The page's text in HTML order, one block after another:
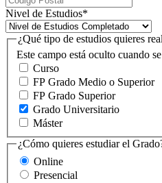
Nivel de Estudios*
Este campo está oculto cuando
¿Qué tipo de estudios quieres
Curso
FP Grado Medio o Superior
FP Grado Superior
Grado Universitario
Máster
¿Cómo quieres estudiar el
Online
Presencial